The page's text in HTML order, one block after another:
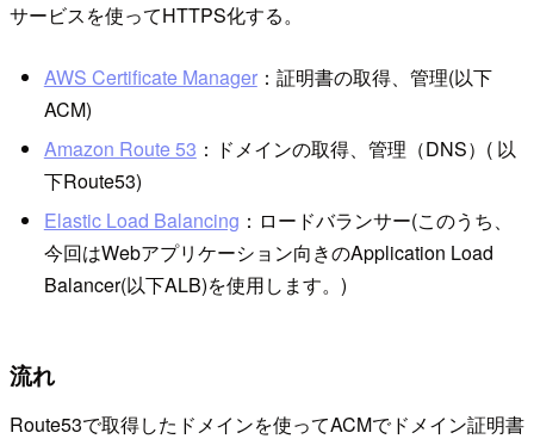
サービスを使ってHTTPS化する。
AWS Certificate Manager：証明書の取得、管理(以下
ACM)
Amazon Route 53 ：ドメインの取得、管理（DNS）( 以
下Route53)
Elastic Load Balancing ：ロードバランサー(このうち、
今回はWebアプリケーション向きのApplication Load
Balancer(以下ALB)を使用します。)
流れ
Route53で取得したドメインを使ってACMでドメイン証明書